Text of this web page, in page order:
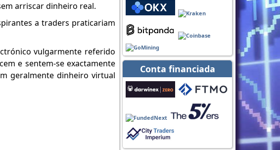
Conta financiada
arriscar dinheiro real.
a traders praticariam
vulgarmente referido
e sentem-se exactamente
geralmente dinheiro virtual